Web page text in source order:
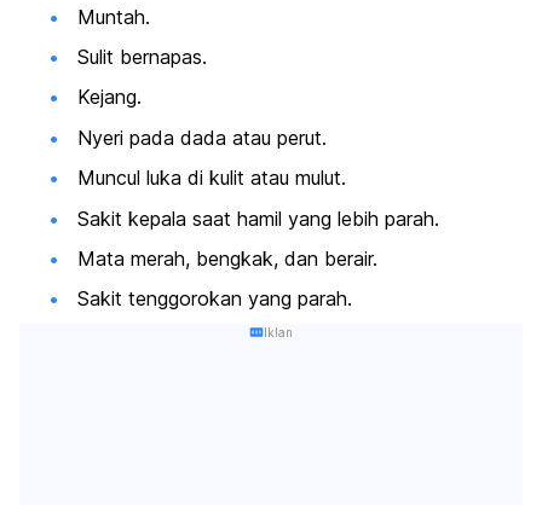
Muntah.
Sulit bernapas.
Kejang.
Nyeri pada dada atau perut.
Muncul luka di kulit atau mulut.
Sakit kepala saat hamil yang lebih parah.
Mata merah, bengkak, dan berair.
Sakit tenggorokan yang parah.
Iklan